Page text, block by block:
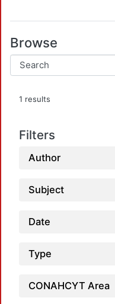
Browse
1 results
Filters
Author
Subject
Date
Type
CONAHCYT Area